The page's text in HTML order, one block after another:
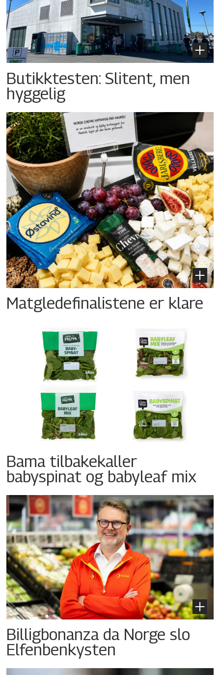
Butikktesten: Slitent, men
hyggelig
Matgledefinalistene er klare
Bama tilbakekaller
babyspinat og babyleaf mix
Billigbonanza da Norge slo
Elfenbenkysten